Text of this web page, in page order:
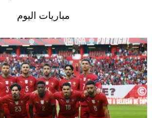
مباريات اليوم